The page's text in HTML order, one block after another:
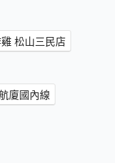
松山三民店
廈國內線